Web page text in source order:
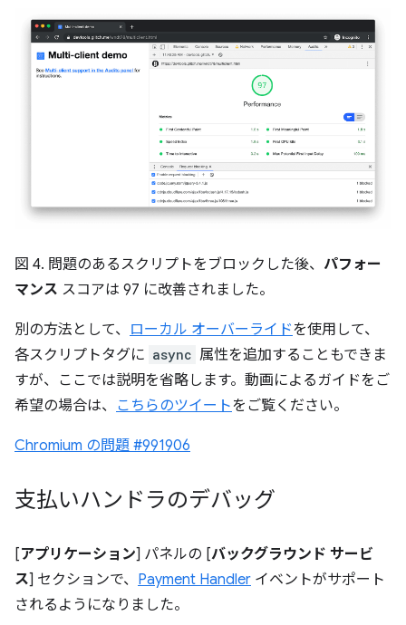
図 4. 問題のあるスクリプトをブロックした後、 パフォー
マンス スコアは 97 に改善されました。
別の方法として、 ローカル オーバーライドを使用して、
各スクリプトタグに async 属性を追加することもできま
すが、ここでは説明を省略します。動画によるガイドをご
希望の場合は、 こちらのツイートをご覧ください。
Chromium の問題 #991906
支払いハンドラのデバッグ
[アプリケーション] パネルの [バックグラウンド サービ
ス] セクションで、 Payment Handler イベントがサポート
されるようになりました。